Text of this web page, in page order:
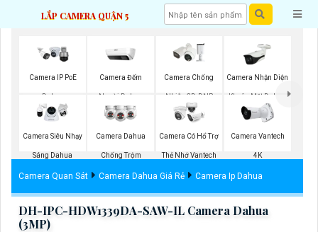
LẮP CAMERA QUẬN 5
Camera IP PoE
Dahua
Camera Đếm
Người Dahua
Camera Chống
Nhiễu 3D-DNR
Dahua
Camera Nhận Diện
Khuôn Mặt Dahua
Camera Siêu Nhạy
Sáng Dahua
Camera Dahua
Chống Trộm
Camera Có Hổ Trợ
Thẻ Nhớ Vantech
Camera Vantech
4K
Camera Quan Sát Camera Dahua Giá Rẻ Camera Ip Dahua
DH-IPC-HDW1339DA-SAW-IL Camera Dahua
(3MP)